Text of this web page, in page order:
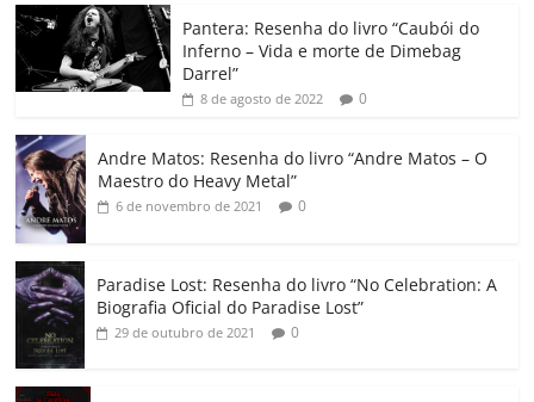
o
k
p a
ss
ro
o
k h
ar
Pantera: Resenha do livro “Caubói do
Inferno – Vida e morte de Dimebag
Darrel”
8 de agosto de 2022 0
Andre Matos: Resenha do livro “Andre Matos – O
Maestro do Heavy Metal”
6 de novembro de 2021 0
Paradise Lost: Resenha do livro “No Celebration: A
Biografia Oficial do Paradise Lost”
29 de outubro de 2021 0